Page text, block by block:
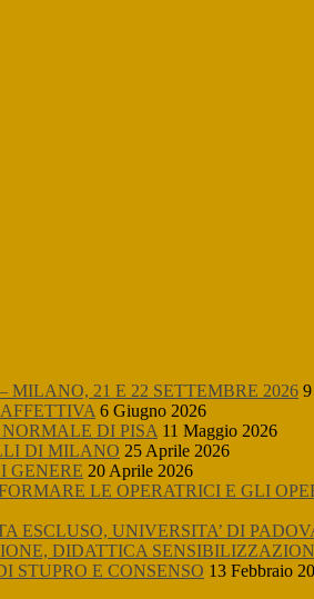
MILANO, 21 E 22 SETTEMBRE 2026
6 Giugno 2026
DI PISA 11 Maggio 2026
DI MILANO 25 Aprile 2026
GENERE 20 Aprile 2026
LE OPERATRICI E GLI
ESCLUSO, UNIVERSITA’ DI
DIDATTICA
STUPRO E CONSENSO 13 Febbraio